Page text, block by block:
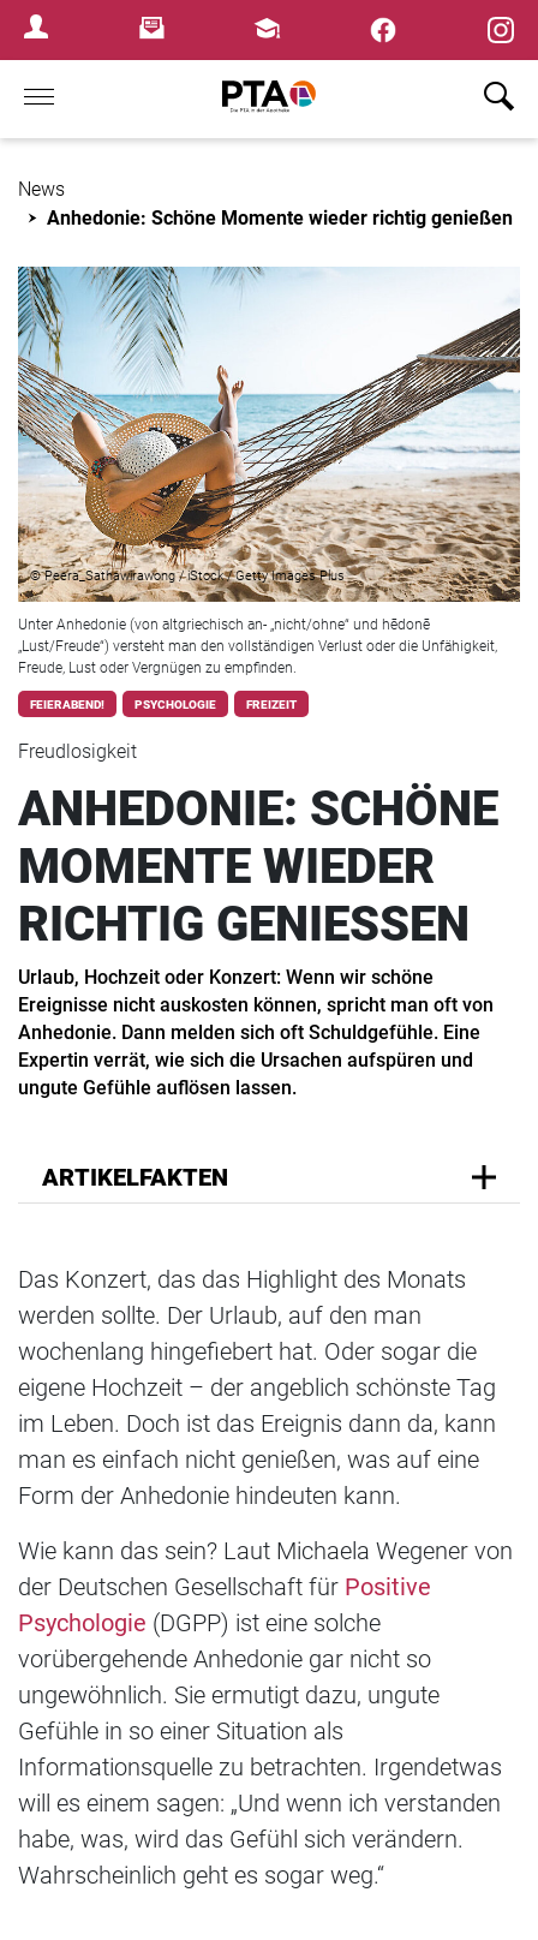
Login MenuNewsletterFortbildungen
Home
News
Anhedonie: Schöne Momente wieder richtig genießen
© Peera_Sathawirawong / iStock / Getty Images Plus
Unter Anhedonie (von altgriechisch an- „nicht/ohne“ und hēdonē
„Lust/Freude“) versteht man den vollständigen Verlust oder die Unfähigkeit,
Freude, Lust oder Vergnügen zu empfinden.
FEIERABEND! PSYCHOLOGIE FREIZEIT
Freudlosigkeit
ANHEDONIE: SCHÖNE
MOMENTE WIEDER
RICHTIG GENIESSEN
Urlaub, Hochzeit oder Konzert: Wenn wir schöne
Ereignisse nicht auskosten können, spricht man oft von
Anhedonie. Dann melden sich oft Schuldgefühle. Eine
Expertin verrät, wie sich die Ursachen aufspüren und
ungute Gefühle auflösen lassen.
ARTIKELFAKTEN
Das Konzert, das das Highlight des Monats
werden sollte. Der Urlaub, auf den man
wochenlang hingefiebert hat. Oder sogar die
eigene Hochzeit – der angeblich schönste Tag
im Leben. Doch ist das Ereignis dann da, kann
man es einfach nicht genießen, was auf eine
Form der Anhedonie hindeuten kann.
Wie kann das sein? Laut Michaela Wegener von
der Deutschen Gesellschaft für Positive
Psychologie (DGPP) ist eine solche
vorübergehende Anhedonie gar nicht so
ungewöhnlich. Sie ermutigt dazu, ungute
Gefühle in so einer Situation als
Informationsquelle zu betrachten. Irgendetwas
will es einem sagen: „Und wenn ich verstanden
habe, was, wird das Gefühl sich verändern.
Wahrscheinlich geht es sogar weg.“
×